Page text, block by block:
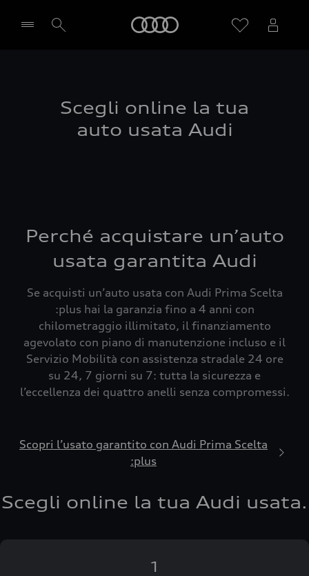
Scegli online la tua
auto usata Audi
Perché acquistare un’auto
usata garantita Audi
Se acquisti un’auto usata con Audi Prima Scelta
:plus hai la garanzia fino a 4 anni con
chilometraggio illimitato, il finanziamento
agevolato con piano di manutenzione incluso e il
Servizio Mobilità con assistenza stradale 24 ore
su 24, 7 giorni su 7: tutta la sicurezza e
l’eccellenza dei quattro anelli senza compromessi.
Scopri l’usato garantito con Audi Prima Scelta
:plus
Scegli online la tua Audi usata.
1